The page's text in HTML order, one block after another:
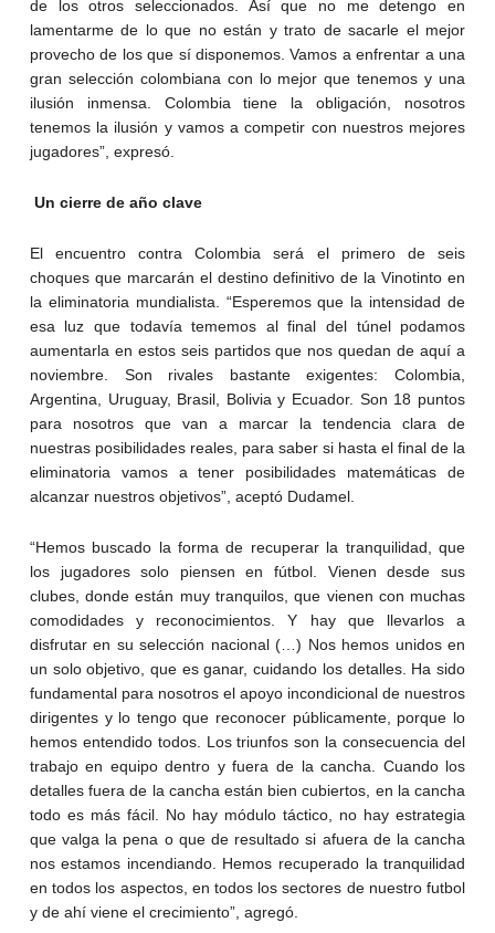
de los otros seleccionados. Así que no me detengo en
lamentarme de lo que no están y trato de sacarle el mejor
provecho de los que sí disponemos. Vamos a enfrentar a una
gran selección colombiana con lo mejor que tenemos y una
ilusión inmensa. Colombia tiene la obligación, nosotros
tenemos la ilusión y vamos a competir con nuestros mejores
jugadores”, expresó.
Un cierre de año clave
El encuentro contra Colombia será el primero de seis
choques que marcarán el destino definitivo de la Vinotinto en
la eliminatoria mundialista. “Esperemos que la intensidad de
esa luz que todavía tememos al final del túnel podamos
aumentarla en estos seis partidos que nos quedan de aquí a
noviembre. Son rivales bastante exigentes: Colombia,
Argentina, Uruguay, Brasil, Bolivia y Ecuador. Son 18 puntos
para nosotros que van a marcar la tendencia clara de
nuestras posibilidades reales, para saber si hasta el final de la
eliminatoria vamos a tener posibilidades matemáticas de
alcanzar nuestros objetivos”, aceptó Dudamel.
“Hemos buscado la forma de recuperar la tranquilidad, que
los jugadores solo piensen en fútbol. Vienen desde sus
clubes, donde están muy tranquilos, que vienen con muchas
comodidades y reconocimientos. Y hay que llevarlos a
disfrutar en su selección nacional (…) Nos hemos unidos en
un solo objetivo, que es ganar, cuidando los detalles. Ha sido
fundamental para nosotros el apoyo incondicional de nuestros
dirigentes y lo tengo que reconocer públicamente, porque lo
hemos entendido todos. Los triunfos son la consecuencia del
trabajo en equipo dentro y fuera de la cancha. Cuando los
detalles fuera de la cancha están bien cubiertos, en la cancha
todo es más fácil. No hay módulo táctico, no hay estrategia
que valga la pena o que de resultado si afuera de la cancha
nos estamos incendiando. Hemos recuperado la tranquilidad
en todos los aspectos, en todos los sectores de nuestro futbol
y de ahí viene el crecimiento”, agregó.